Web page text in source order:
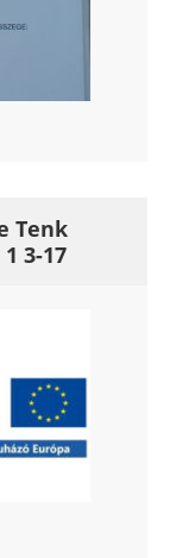
Tenk
3-17